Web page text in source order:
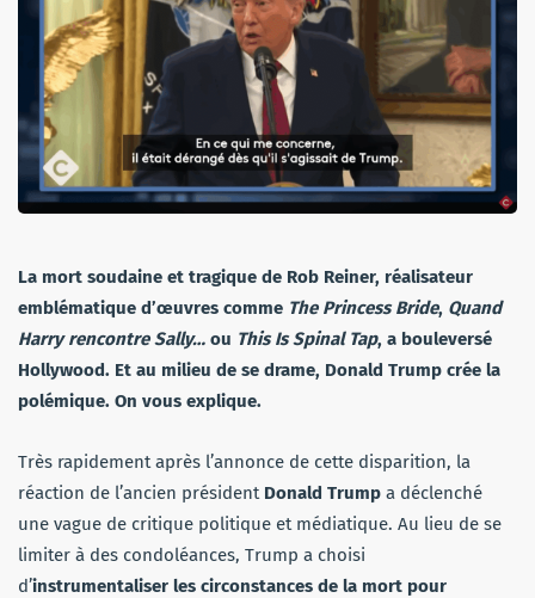
La mort soudaine et tragique de Rob Reiner, réalisateur
emblématique d’œuvres comme The Princess Bride, Quand
Harry rencontre Sally… ou This Is Spinal Tap, a bouleversé
Hollywood. Et au milieu de se drame, Donald Trump crée la
polémique. On vous explique.
Très rapidement après l’annonce de cette disparition, la
réaction de l’ancien président Donald Trump a déclenché
une vague de critique politique et médiatique. Au lieu de se
limiter à des condoléances, Trump a choisi
d’instrumentaliser les circonstances de la mort pour